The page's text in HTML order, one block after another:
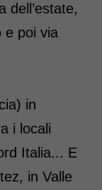
dell’estate,
e poi via
in
i locali
Italia... E
in Valle